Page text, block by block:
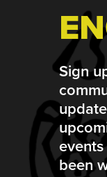
Sign
been